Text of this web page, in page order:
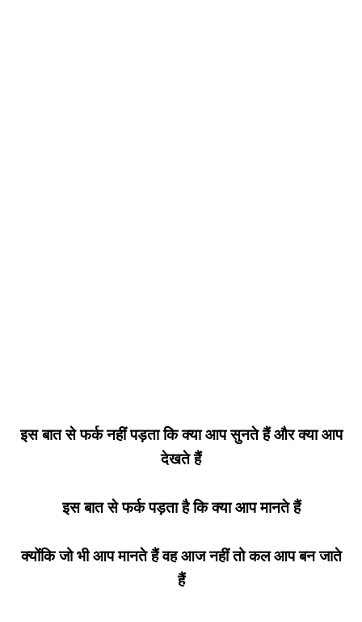
इस बात से फर्क नहीं पड़ता कि क्या आप सुनते हैं और क्या आप
देखते हैं
इस बात से फर्क पड़ता है कि क्या आप मानते हैं
क्योंकि जो भी आप मानते हैं वह आज नहीं तो कल आप बन जाते
हैं